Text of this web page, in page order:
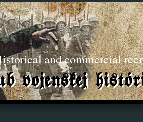
and commercial